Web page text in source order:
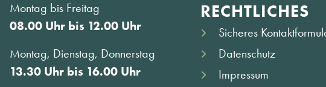
Montag bis Freitag
08.00 Uhr bis 12.00 Uhr
Montag, Dienstag, Donnerstag
13.30 Uhr bis 16.00 Uhr
RECHTLICHES
Sicheres
Datenschutz
Impressum